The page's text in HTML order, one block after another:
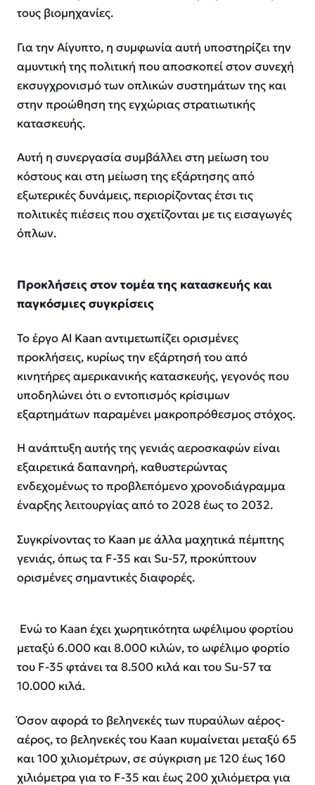
τους βιομηχανίες.
Για την Αίγυπτο, η συμφωνία αυτή υποστηρίζει την
αμυντική της πολιτική που αποσκοπεί στον συνεχή
εκσυγχρονισμό των οπλικών συστημάτων της και
στην προώθηση της εγχώριας στρατιωτικής
κατασκευής.
Αυτή η συνεργασία συμβάλλει στη μείωση του
κόστους και στη μείωση της εξάρτησης από
εξωτερικές δυνάμεις, περιορίζοντας έτσι τις
πολιτικές πιέσεις που σχετίζονται με τις εισαγωγές
όπλων.
Προκλήσεις στον τομέα της κατασκευής και
παγκόσμιες συγκρίσεις
Το έργο Al Kaan αντιμετωπίζει ορισμένες
προκλήσεις, κυρίως την εξάρτησή του από
κινητήρες αμερικανικής κατασκευής, γεγονός που
υποδηλώνει ότι ο εντοπισμός κρίσιμων
εξαρτημάτων παραμένει μακροπρόθεσμος στόχος.
Η ανάπτυξη αυτής της γενιάς αεροσκαφών είναι
εξαιρετικά δαπανηρή, καθυστερώντας
ενδεχομένως το προβλεπόμενο χρονοδιάγραμμα
έναρξης λειτουργίας από το 2028 έως το 2032.
Συγκρίνοντας το Kaan με άλλα μαχητικά πέμπτης
γενιάς, όπως τα F-35 και Su-57, προκύπτουν
ορισμένες σημαντικές διαφορές.
Ενώ το Kaan έχει χωρητικότητα ωφέλιμου φορτίου
μεταξύ 6.000 και 8.000 κιλών, το ωφέλιμο φορτίο
του F-35 φτάνει τα 8.500 κιλά και του Su-57 τα
10.000 κιλά.
Όσον αφορά το βεληνεκές των πυραύλων αέρος-
αέρος, το βεληνεκές του Kaan κυμαίνεται μεταξύ 65
και 100 χιλιομέτρων, σε σύγκριση με 120 έως 160
χιλιόμετρα για το F-35 και έως 200 χιλιόμετρα για